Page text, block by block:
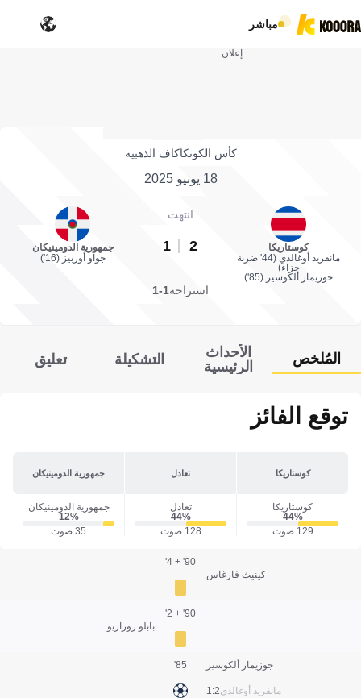
مباشر
إعلان
كأس الكونكاكاف الذهبية
18 يونيو 2025
كوستاريكا
مانفريد أوغالدي (44' ضربة
جزاء)
جوزيمار ألكوسير (85')
انتهت
2
1
جمهورية الدومينيكان
جواو أوربيز (16')
استراحة1-1
المُلخص
الأحداث
الرئيسية
التشكيلة تعليق
توقع الفائز
كوستاريكا تعادل جمهورية الدومينيكان
كوستاريكا
44‎%‎
129 صوت
تعادل
44‎%‎
128 صوت
جمهورية الدومينيكان
12‎%‎
35 صوت
كينيث فارغاس
90' + 4'
بابلو روزاريو
90' + 2'
جوزيمار ألكوسير
مانفريد أوغالدي2:1
85'